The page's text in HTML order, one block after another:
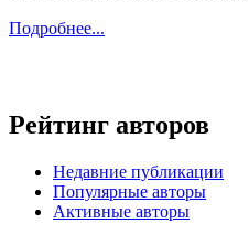
Подробнее...
Рейтинг авторов
Недавние публикации
Популярные авторы
Активные авторы